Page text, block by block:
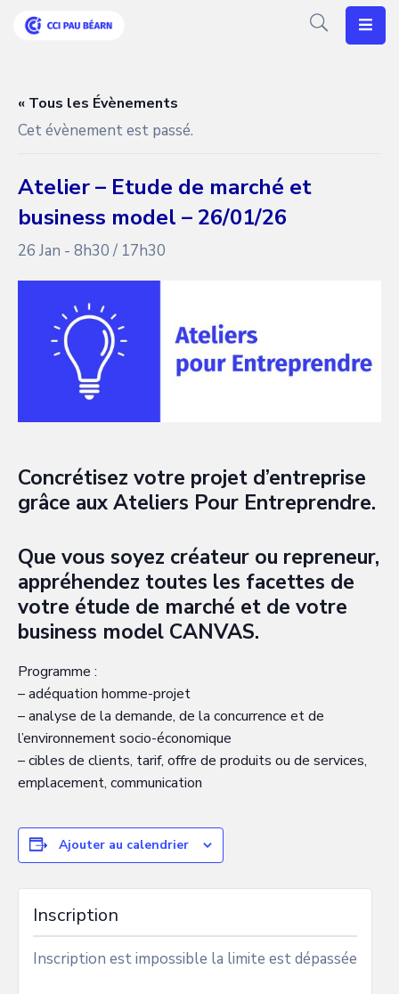
CCI
Vos
Agenda
Nos
Solutions
« Tous les Évènements
Cet évènement est passé.
Atelier – Etude de marché et
business model – 26/01/26
26 Jan - 8h30/ 17h30
Concrétisez votre projet d’entreprise
grâce aux Ateliers Pour Entreprendre.
Que vous soyez créateur ou repreneur,
appréhendez toutes les facettes de
votre étude de marché et de votre
business model CANVAS.
Programme :
– adéquation homme-projet
– analyse de la demande, de la concurrence et de
l’environnement socio-économique
– cibles de clients, tarif, offre de produits ou de services,
emplacement, communication
Ajouter au calendrier
Inscription
Inscription est impossible la limite est dépassée